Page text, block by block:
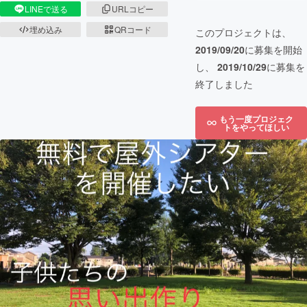
LINEで送る
URLコピー
埋め込み
QRコード
このプロジェクトは、
2019/09/20に募集を開始
し、 2019/10/29に募集を
終了しました
もう一度プロジェク
トをやってほしい